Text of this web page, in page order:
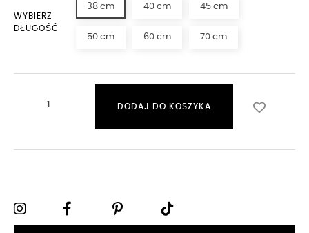
WYBIERZ
DŁUGOŚĆ
38 cm 40 cm 45 cm
50 cm 60 cm 70 cm
DODAJ DO KOSZYKA